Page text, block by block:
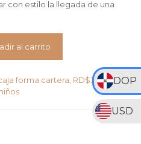
DOP
USD
con estilo la llegada de una
al carrito
forma cartera RD$3000 <